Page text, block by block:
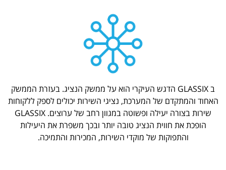
ב GLASSIX הדגש העיקרי הוא על ממשק הנציג. בעזרת הממשק
האחוד והמתקדם של המערכת, נציגי השירות יכולים לספק ללקוחות
שירות בצורה יעילה ופשוטה במגוון רחב של ערוצים. GLASSIX
הופכת את חווית הנציג טובה יותר ובכך משפרת את היעילות
והתפוקות של מוקדי השירות, המכירות והתמיכה.